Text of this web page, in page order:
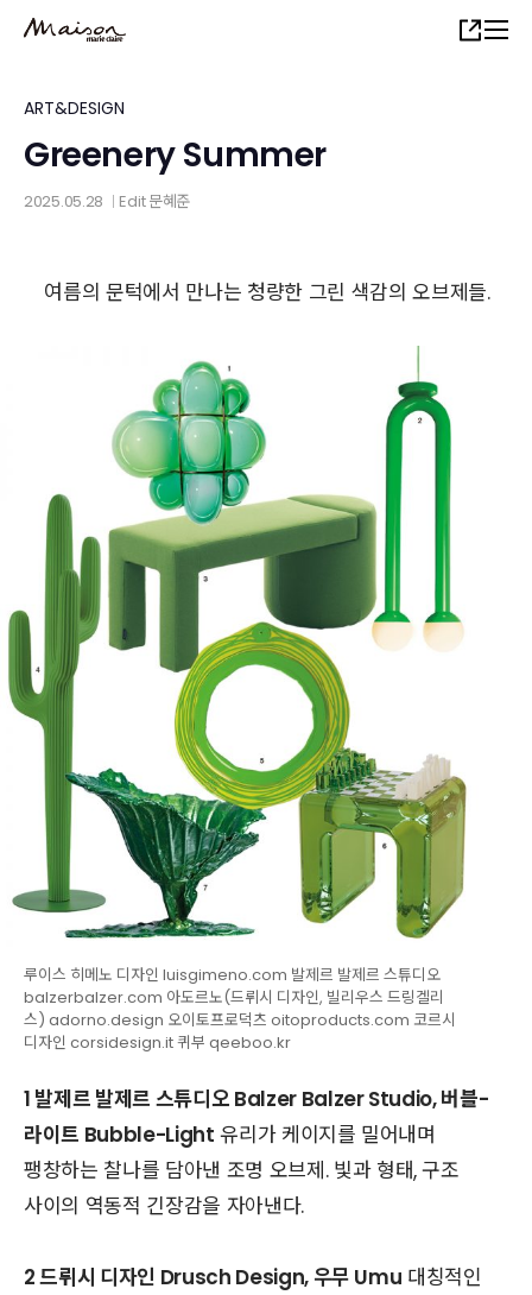
content
Share
ART&DESIGN
Greenery Summer
2025.05.28 Edit문혜준
여름의 문턱에서 만나는 청량한 그린 색감의 오브제들.
루이스 히메노 디자인 luisgimeno.com 발제르 발제르 스튜디오
balzerbalzer.com 아도르노(드뤼시 디자인, 빌리우스 드링겔리
스) adorno.design 오이토프로덕츠 oitoproducts.com 코르시
디자인 corsidesign.it 퀴부 qeeboo.kr
1 발제르 발제르 스튜디오 Balzer Balzer Studio, 버블-
라이트 Bubble-Light 유리가 케이지를 밀어내며
팽창하는 찰나를 담아낸 조명 오브제. 빛과 형태, 구조
사이의 역동적 긴장감을 자아낸다.
2 드뤼시 디자인 Drusch Design, 우무 Umu 대칭적인